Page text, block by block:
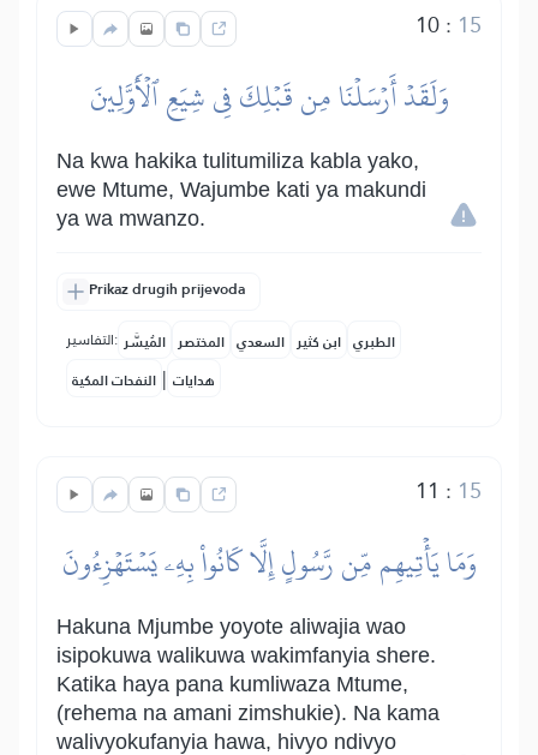
10: 15
وَلَقَدۡ أَرۡسَلۡنَا مِن قَبۡلِكَ فِي شِيَعِ ٱلۡأَوَّلِينَ
Na kwa hakika tulitumiliza kabla yako,
ewe Mtume, Wajumbe kati ya makundi
ya wa mwanzo.
Prikaz drugih prijevoda
التفاسير: المُيسَّر المختصر السعدي ابن كثير الطبري
النفحات المكية | هدايات
11 : 15
وَمَا يَأۡتِيهِم مِّن رَّسُولٍ إِلَّا كَانُواْ بِهِۦ يَسۡتَهۡزِءُونَ
Hakuna Mjumbe yoyote aliwajia wao
isipokuwa walikuwa wakimfanyia shere.
Katika haya pana kumliwaza Mtume,
(rehema na amani zimshukie). Na kama
walivyokufanyia hawa, hivyo ndivyo